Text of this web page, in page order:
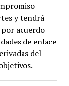
y tendrá
acuerdo
de enlace
del